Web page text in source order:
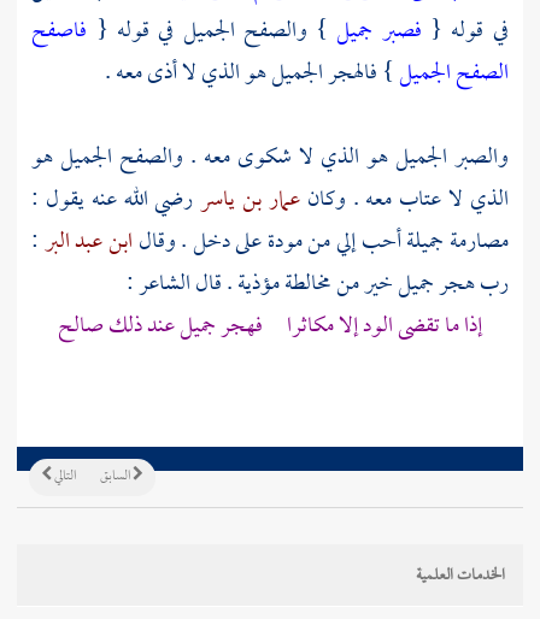
في قوله { فصبر جميل } والصفح الجميل في قوله { فاصفح
الصفح الجميل} فالهجر الجميل هو الذي لا أذى معه .
والصبر الجميل هو الذي لا شكوى معه . والصفح الجميل هو
الذي لا عتاب معه . وكانعمار بن ياسررضي الله عنه يقول :
مصارمة جميلة أحب إلي من مودة على دخل . وقالابن عبد البر:
رب هجر جميل خير من مخالطة مؤذية . قال الشاعر :
إذا ما تقضى الود إلا مكاثرا فهجر جميل عند ذلك صالح
التالي السابق
الخدمات العلمية